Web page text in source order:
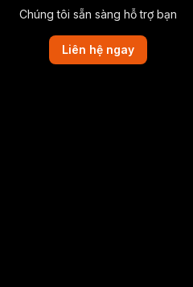
Chúng tôi sẵn sàng hỗ trợ bạn
Liên hệ ngay